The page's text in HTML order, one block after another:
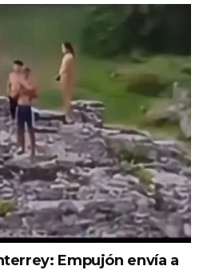
Empujón envía a